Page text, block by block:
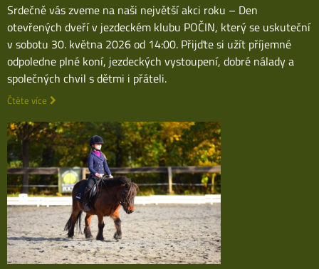
Srdečně vás zveme na naši největší akci roku – Den
otevřených dveří v jezdeckém klubu POČIN, který se uskuteční
v sobotu 30. května 2026 od 14:00. Přijďte si užít příjemné
odpoledne plné koní, jezdeckých vystoupení, dobré nálady a
společných chvil s dětmi i přáteli.
Čtěte více